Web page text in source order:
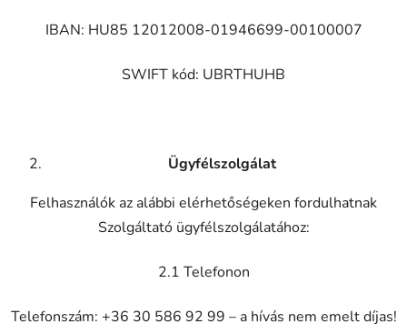
IBAN: HU85 12012008-01946699-00100007
SWIFT kód: UBRTHUHB
Ügyfélszolgálat
Felhasználók az alábbi elérhetőségeken fordulhatnak
Szolgáltató ügyfélszolgálatához:
2.1 Telefonon
Telefonszám: +36 30 586 92 99 – a hívás nem emelt díjas!